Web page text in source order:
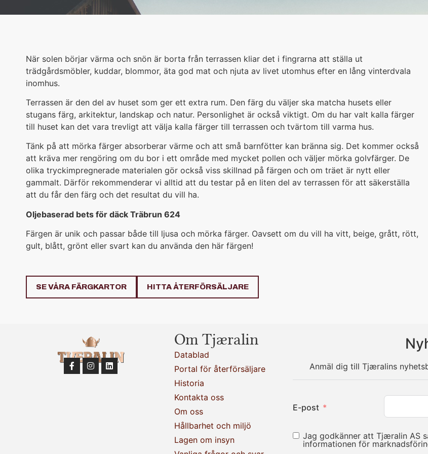
När solen börjar värma och snön är borta från terrassen kliar det i fingrarna att ställa ut
trädgårdsmöbler, kuddar, blommor, äta god mat och njuta av livet utomhus efter en lång vinterdvala
inomhus.
Terrassen är den del av huset som ger ett extra rum. Den färg du väljer ska matcha husets eller
stugans färg, arkitektur, landskap och natur. Personlighet är också viktigt. Om du har valt kalla färger
till huset kan det vara trevligt att välja kalla färger till terrassen och tvärtom till varma hus.
Tänk på att mörka färger absorberar värme och att små barnfötter kan bränna sig. Det kommer också
att kräva mer rengöring om du bor i ett område med mycket pollen och väljer mörka golvfärger. De
olika tryckimpregnerade materialen gör också viss skillnad på färgen och om träet är nytt eller
gammalt. Därför rekommenderar vi alltid att du testar på en liten del av terrassen för att säkerställa
att du får den färg och det resultat du vill ha.
Oljebaserad bets för däck Träbrun 624
Färgen är unik och passar både till ljusa och mörka färger. Oavsett om du vill ha vitt, beige, grått, rött,
gult, blått, grönt eller svart kan du använda den här färgen!
SE VÅRA FÄRGKARTOR HITTA ÅTERFÖRSÄLJARE
Om Tjæralin
Datablad
Portal för återförsäljare
Historia
Kontakta oss
Om oss
Hållbarhet och miljö
Lagen om insyn
Anmäl dig till Tjæralins
E-post
Jag godkänner att Tjæralin AS
informationen för